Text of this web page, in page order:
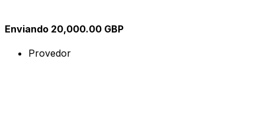
Enviando 20,000.00 GBP
Provedor